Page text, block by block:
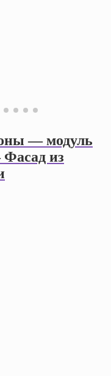
— модуль
из